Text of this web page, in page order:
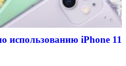
использованию iPhone 11